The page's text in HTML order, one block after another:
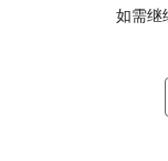
如需继